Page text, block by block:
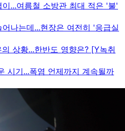
...여름철 소방관 최대 적은 '불'
나는데...현장은 여전히 '응급실
상황...한반도 영향은? [Y녹취
시기...폭염 언제까지 계속될까